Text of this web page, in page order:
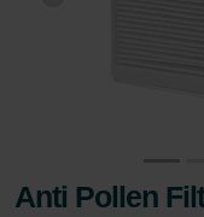
Anti Pollen